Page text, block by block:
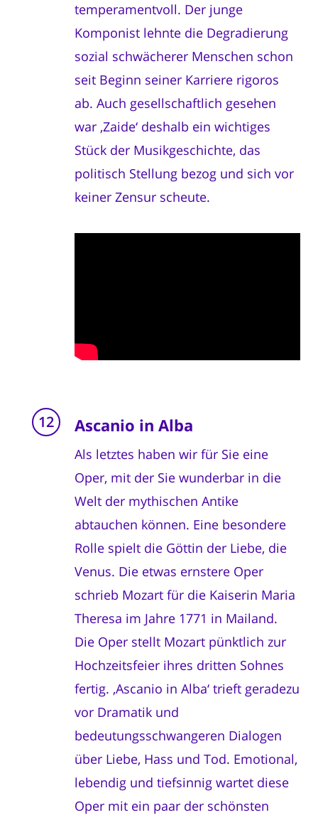
temperamentvoll. Der junge
Komponist lehnte die Degradierung
sozial schwächerer Menschen schon
seit Beginn seiner Karriere rigoros
ab. Auch gesellschaftlich gesehen
war ‚Zaide‘ deshalb ein wichtiges
Stück der Musikgeschichte, das
politisch Stellung bezog und sich vor
keiner Zensur scheute.
Ascanio in Alba
Als letztes haben wir für Sie eine
Oper, mit der Sie wunderbar in die
Welt der mythischen Antike
abtauchen können. Eine besondere
Rolle spielt die Göttin der Liebe, die
Venus. Die etwas ernstere Oper
schrieb Mozart für die Kaiserin Maria
Theresa im Jahre 1771 in Mailand.
Die Oper stellt Mozart pünktlich zur
Hochzeitsfeier ihres dritten Sohnes
fertig. ‚Ascanio in Alba‘ trieft geradezu
vor Dramatik und
bedeutungsschwangeren Dialogen
über Liebe, Hass und Tod. Emotional,
lebendig und tiefsinnig wartet diese
Oper mit ein paar der schönsten